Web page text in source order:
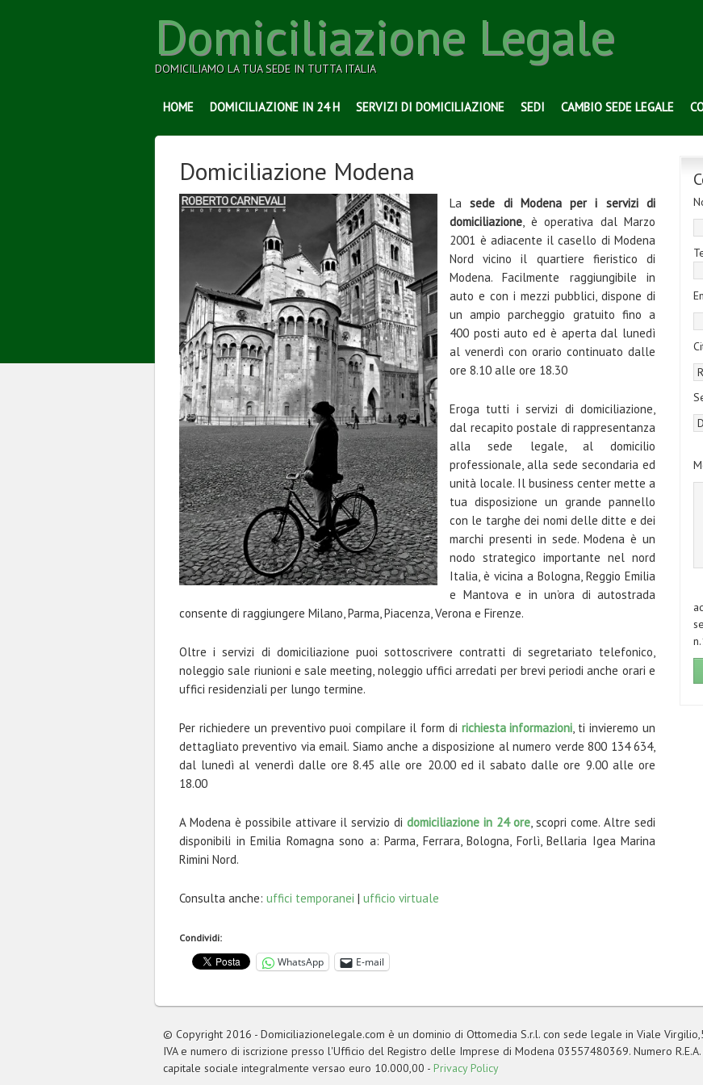
Domiciliazione Legale
DOMICILIAMO LA TUA SEDE IN TUTTA ITALIA
HOME DOMICILIAZIONE IN 24 H SERVIZI DI DOMICILIAZIONE SEDI CAMBIO SEDE LEGALE
Domiciliazione Modena
Lasede di Modena per i servizi di
domiciliazione, è operativa dal Marzo
2001 è adiacente il casello di Modena
Nord vicino il quartiere fieristico di
Modena. Facilmente raggiungibile in
auto e con i mezzi pubblici, dispone di
un ampio parcheggio gratuito fino a
400 posti auto ed è aperta dal lunedì
al venerdì con orario continuato dalle
ore 8.10 alle ore 18.30
Eroga tutti i servizi di domiciliazione,
dal recapito postale di rappresentanza
alla sede legale, al domicilio
professionale, alla sede secondaria ed
unità locale. Il business center mette a
tua disposizione un grande pannello
con le targhe dei nomi delle ditte e dei
marchi presenti in sede. Modena è un
nodo strategico importante nel nord
Italia, è vicina a Bologna, Reggio Emilia
e Mantova e in un’ora di autostrada
consente di raggiungere Milano, Parma, Piacenza, Verona e Firenze.
Oltre i servizi di domiciliazione puoi sottoscrivere contratti di segretariato telefonico,
noleggio sale riunioni e sale meeting, noleggio uffici arredati per brevi periodi anche orari e
uffici residenziali per lungo termine.
Per richiedere un preventivo puoi compilare il form di richiesta informazioni, ti invieremo un
dettagliato preventivo via email. Siamo anche a disposizione al numero verde 800 134 634,
dal lunedì al venerdì dalle ore 8.45 alle ore 20.00 ed il sabato dalle ore 9.00 alle ore
18.00
A Modena è possibile attivare il servizio di domiciliazione in 24 ore, scopri come. Altre sedi
disponibili in Emilia Romagna sono a: Parma, Ferrara, Bologna, Forlì, Bellaria Igea Marina
Rimini Nord.
Consulta anche: uffici temporanei | ufficio virtuale
Condividi:
WhatsApp E-mail
© Copyright 2016 - Domiciliazionelegale.com è un dominio di Ottomedia S.r.l. con sede legale in Viale
IVA e numero di iscrizione presso l'Ufficio del Registro delle Imprese di Modena 03557480369. Numero
capitale sociale integralmente versao euro 10.000,00 - Privacy Policy